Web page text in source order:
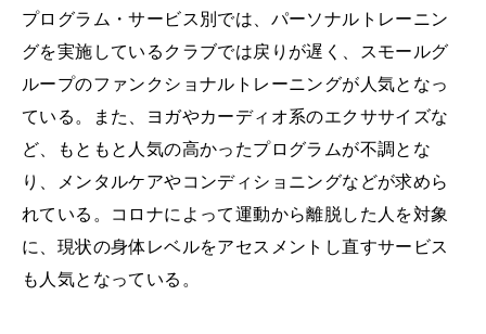
プログラム・サービス別では、パーソナルトレーニン
グを実施しているクラブでは戻りが遅く、スモールグ
ループのファンクショナルトレーニングが人気となっ
ている。また、ヨガやカーディオ系のエクササイズな
ど、もともと人気の高かったプログラムが不調とな
り、メンタルケアやコンディショニングなどが求めら
れている。コロナによって運動から離脱した人を対象
に、現状の身体レベルをアセスメントし直すサービス
も人気となっている。